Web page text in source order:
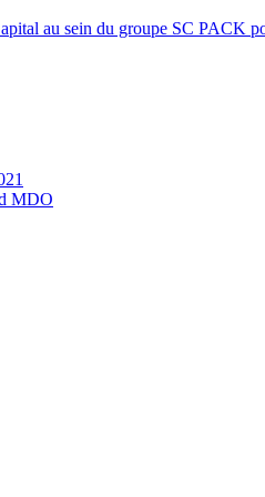
au sein du groupe SC PACK
MDO